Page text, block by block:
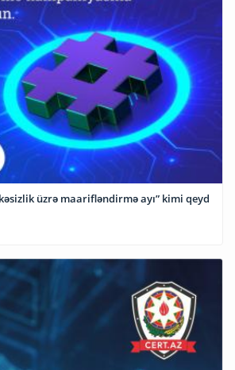
üzrə maarifləndirmə ayı” kimi qeyd